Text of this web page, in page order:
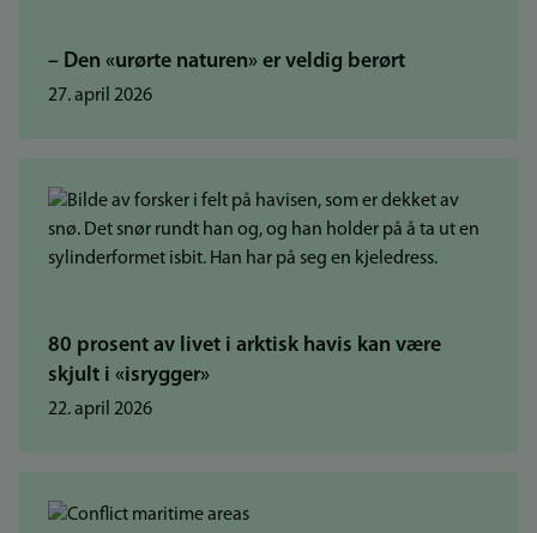
– Den «urørte naturen» er veldig berørt
27. april 2026
80 prosent av livet i arktisk havis kan være
skjult i «isrygger»
22. april 2026